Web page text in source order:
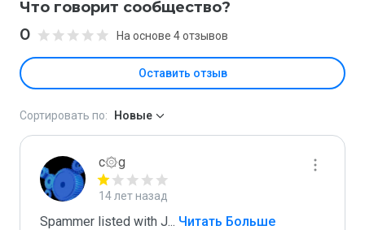
Что говорит сообщество?
0 На основе 4 отзывов
Оставить отзыв
Сортировать по: Новые
c۞g
14 лет назад
Spammer listed with J... Читать Больше